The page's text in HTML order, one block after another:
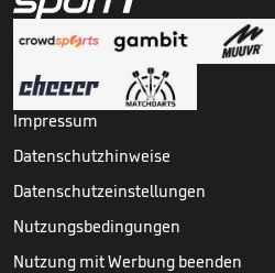
Impressum
Datenschutzhinweise
Datenschutzeinstellungen
Nutzungsbedingungen
Nutzung mit Werbung beenden